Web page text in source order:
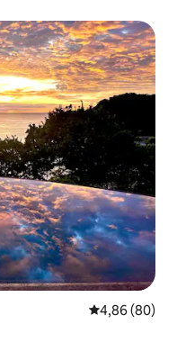
Évaluation
4,86 (80)